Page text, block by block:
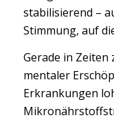
stabilisierend –
Stimmung, auf
Gerade in
mentaler
Erkrankungen